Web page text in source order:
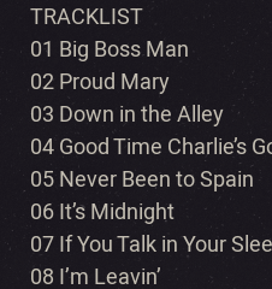
TRACKLIST
01 Big Boss Man
02 Proud Mary
03 Down in the Alley
04 Good Time Charlie’s
05 Never Been to Spain
06 It’s Midnight
07 If You Talk in Your
08 I’m Leavin’